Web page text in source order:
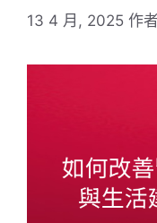
13 4 月, 2025 作